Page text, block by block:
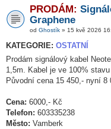
PRODÁM:
Graphene
od Ghostík » 15 kvě 2026
KATEGORIE: OSTATNÍ
Prodám signálový kabel
1,5m. Kabel je ve 100%
Původní cena 15 450,- nyní 8
Cena: 6000,- Kč
Telefon: 603335238
Město: Vamberk